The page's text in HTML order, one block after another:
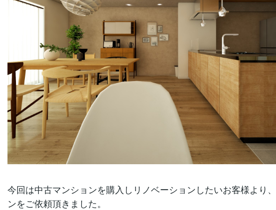
今回は中古マンションを購入しリノベーションしたいお客様より
ンをご依頼頂きました。